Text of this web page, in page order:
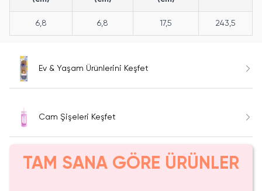
6,8 6,8 17,5 243,5
Ev & Yaşam Ürünlerini Keşfet
Cam Şişeleri Keşfet
TAM SANA GÖRE ÜRÜNLER